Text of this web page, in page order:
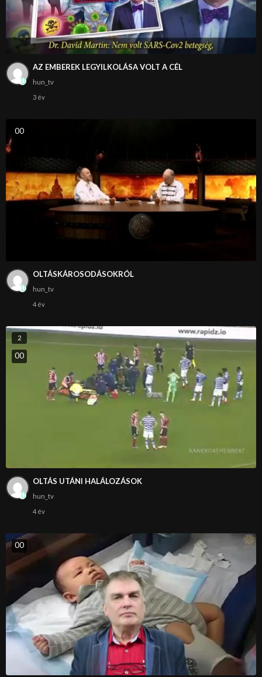
AZ EMBEREK LEGYILKOLÁSA VOLT A CÉL
hun_tv
3 év
00
OLTÁSKÁROSODÁSOKRÓL
hun_tv
4 év
2
00
OLTÁS UTÁNI HALÁLOZÁSOK
hun_tv
4 év
00